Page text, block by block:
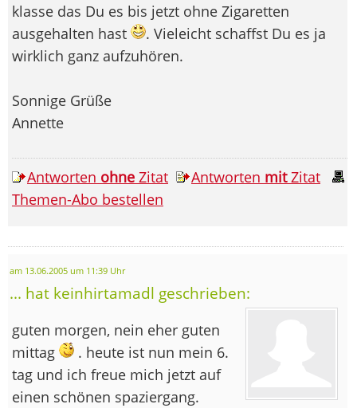
klasse das Du es bis jetzt ohne Zigaretten
ausgehalten hast
. Vieleicht schaffst Du es ja
wirklich ganz aufzuhören.
Sonnige Grüße
Annette
Antworten ohne Zitat Antworten mitZitat
Themen-Abo bestellen
am 13.06.2005 um 11:39 Uhr
... hat keinhirtamadl geschrieben:
guten morgen, nein eher guten
mittag
. heute ist nun mein 6.
tag und ich freue mich jetzt auf
einen schönen spaziergang.